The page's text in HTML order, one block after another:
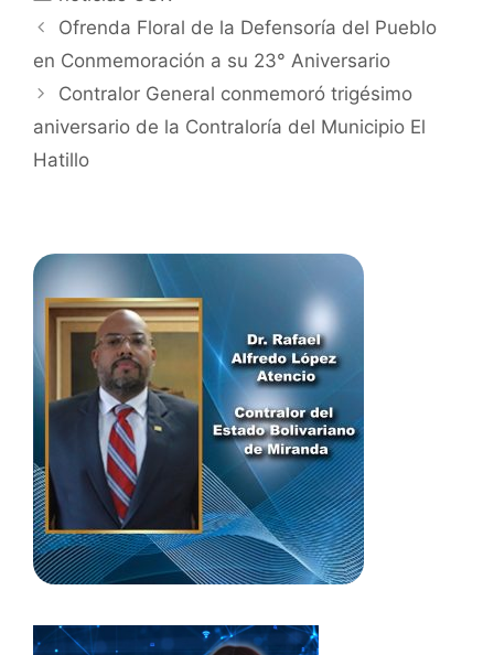
Ofrenda Floral de la Defensoría del Pueblo
en Conmemoración a su 23° Aniversario
Contralor General conmemoró trigésimo
aniversario de la Contraloría del Municipio El
Hatillo